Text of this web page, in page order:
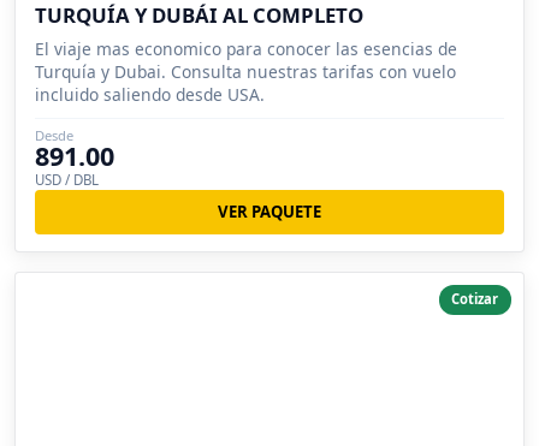
TURQUÍA Y DUBÁI AL COMPLETO
El viaje mas economico para conocer las esencias de
Turquía y Dubai. Consulta nuestras tarifas con vuelo
incluido saliendo desde USA.
Desde
891.00
USD / DBL
VER PAQUETE
Cotizar